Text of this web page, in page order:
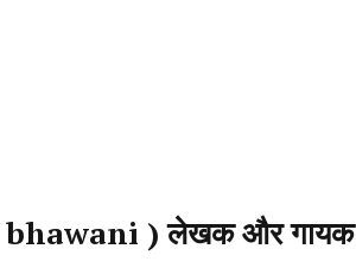
bhawani ) लेखक और गायक